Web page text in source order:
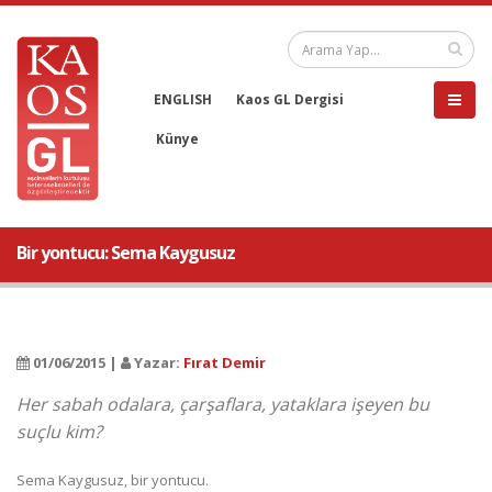
ENGLISH Kaos GL Dergisi
Künye
Bir yontucu: Sema Kaygusuz
01/06/2015 | Yazar: Fırat Demir
Her sabah odalara, çarşaflara, yataklara işeyen bu
suçlu kim?
Sema Kaygusuz, bir yontucu.